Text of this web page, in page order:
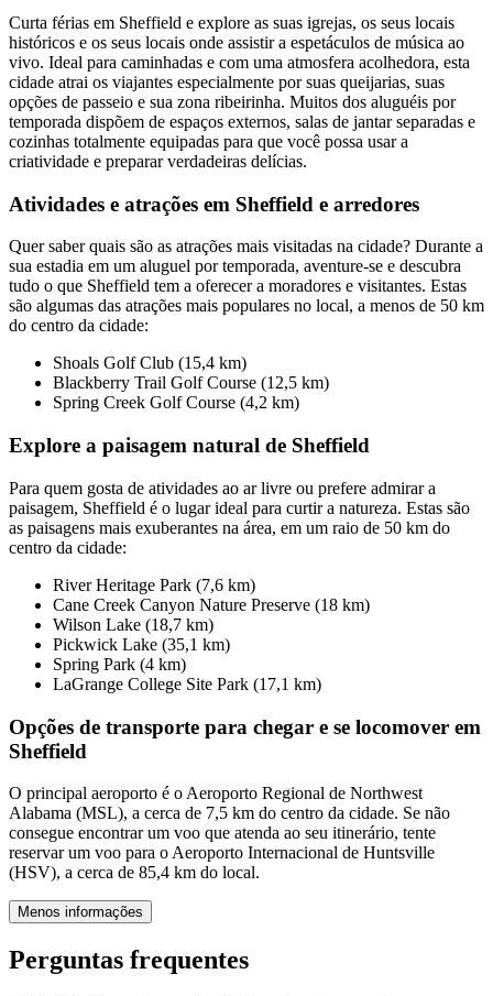
Curta férias em Sheffield e explore as suas igrejas, os seus locais
históricos e os seus locais onde assistir a espetáculos de música ao
vivo. Ideal para caminhadas e com uma atmosfera acolhedora, esta
cidade atrai os viajantes especialmente por suas queijarias, suas
opções de passeio e sua zona ribeirinha. Muitos dos aluguéis por
temporada dispõem de espaços externos, salas de jantar separadas e
cozinhas totalmente equipadas para que você possa usar a
criatividade e preparar verdadeiras delícias.
Atividades e atrações em Sheffield e arredores
Quer saber quais são as atrações mais visitadas na cidade? Durante a
sua estadia em um aluguel por temporada, aventure-se e descubra
tudo o que Sheffield tem a oferecer a moradores e visitantes. Estas
são algumas das atrações mais populares no local, a menos de 50 km
do centro da cidade:
Shoals Golf Club (15,4 km)
Blackberry Trail Golf Course (12,5 km)
Spring Creek Golf Course (4,2 km)
Explore a paisagem natural de Sheffield
Para quem gosta de atividades ao ar livre ou prefere admirar a
paisagem, Sheffield é o lugar ideal para curtir a natureza. Estas são
as paisagens mais exuberantes na área, em um raio de 50 km do
centro da cidade:
River Heritage Park (7,6 km)
Cane Creek Canyon Nature Preserve (18 km)
Wilson Lake (18,7 km)
Pickwick Lake (35,1 km)
Spring Park (4 km)
LaGrange College Site Park (17,1 km)
Opções de transporte para chegar e se locomover em
Sheffield
O principal aeroporto é o Aeroporto Regional de Northwest
Alabama (MSL), a cerca de 7,5 km do centro da cidade. Se não
consegue encontrar um voo que atenda ao seu itinerário, tente
reservar um voo para o Aeroporto Internacional de Huntsville
(HSV), a cerca de 85,4 km do local.
Menos informações
Perguntas frequentes